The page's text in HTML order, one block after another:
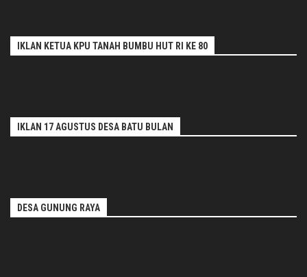
IKLAN KETUA KPU TANAH BUMBU HUT RI KE 80
IKLAN 17 AGUSTUS DESA BATU BULAN
DESA GUNUNG RAYA